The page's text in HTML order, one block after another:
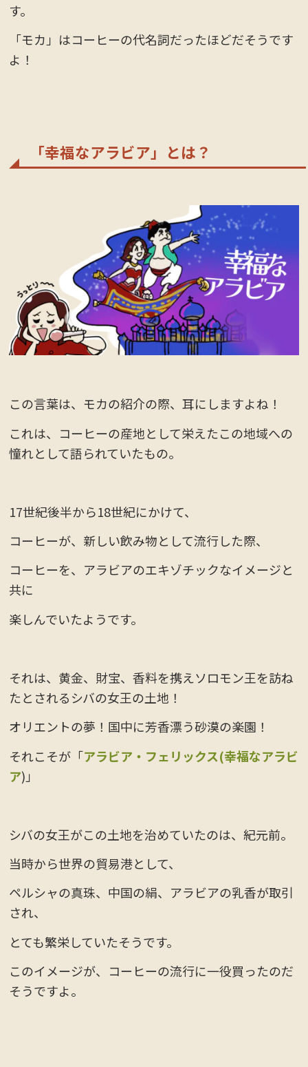
す。
「モカ」はコーヒーの代名詞だったほどだそうです
よ！
「幸福なアラビア」とは？
この言葉は、モカの紹介の際、耳にしますよね！
これは、コーヒーの産地として栄えたこの地域への
憧れとして語られていたもの。
17世紀後半から18世紀にかけて、
コーヒーが、新しい飲み物として流行した際、
コーヒーを、アラビアのエキゾチックなイメージと
共に
楽しんでいたようです。
それは、黄金、財宝、香料を携えソロモン王を訪ね
たとされるシバの女王の土地！
オリエントの夢！国中に芳香漂う砂漠の楽園！
それこそが「アラビア・フェリックス(幸福なアラビ
ア)」
シバの女王がこの土地を治めていたのは、紀元前。
当時から世界の貿易港として、
ペルシャの真珠、中国の絹、アラビアの乳香が取引
され、
とても繁栄していたそうです。
このイメージが、コーヒーの流行に一役買ったのだ
そうですよ。